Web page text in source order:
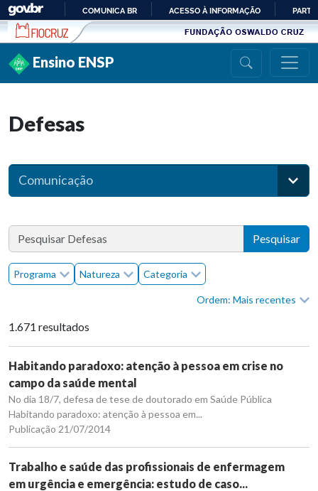
Ir para conteúdo
PARA
COMUNICA BR ACESSO À INFORMAÇÃO
Ensino ENSP
Defesas
Comunicação
Pesquisar
Programa Natureza Categoria
Ordem: Mais recentes
1.671 resultados
Habitando paradoxo: atenção à pessoa em crise no
campo da saúde mental
No dia 18/7, defesa de tese de doutorado em Saúde Pública
Habitando paradoxo: atenção à pessoa em...
Publicação 21/07/2014
Trabalho e saúde das profissionais de enfermagem
em urgência e emergência: estudo de caso...